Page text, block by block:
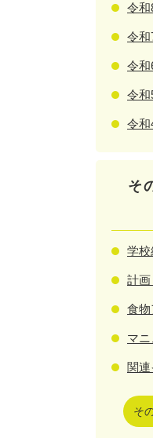
令和
令和
令和
令和
令和
そ
学
計
食
マ
関連
そ